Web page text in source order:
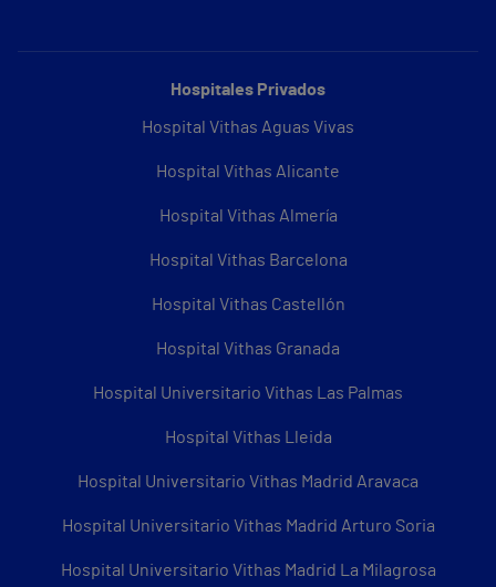
Hospitales Privados
Hospital Vithas Aguas Vivas
Hospital Vithas Alicante
Hospital Vithas Almería
Hospital Vithas Barcelona
Hospital Vithas Castellón
Hospital Vithas Granada
Hospital Universitario Vithas Las Palmas
Hospital Vithas Lleida
Hospital Universitario Vithas Madrid Aravaca
Hospital Universitario Vithas Madrid Arturo Soria
Hospital Universitario Vithas Madrid La Milagrosa